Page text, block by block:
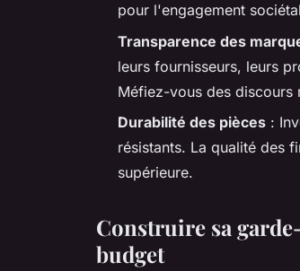
pour l'engagement
Transparence des
leurs fournisseurs, leurs
Méfiez-vous des discours
Durabilité des pièces :
résistants. La qualité des
supérieure.
Construire sa
budget